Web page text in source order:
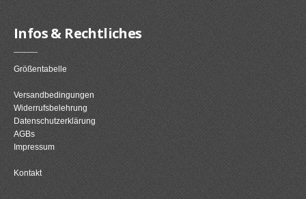
Infos & Rechtliches
Größentabelle
Versandbedingungen
Widerrufsbelehrung
Datenschutzerklärung
AGBs
Impressum
Kontakt